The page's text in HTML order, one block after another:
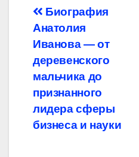
Навигация
по
записям
Биография
Анатолия
Иванова — от
деревенского
мальчика до
признанного
лидера сферы
бизнеса и науки